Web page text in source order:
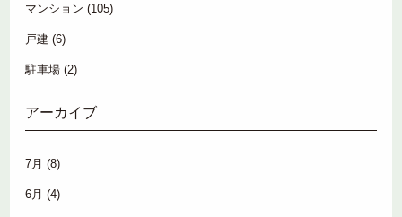
マンション (105)
戸建 (6)
駐車場 (2)
アーカイブ
7月 (8)
6月 (4)